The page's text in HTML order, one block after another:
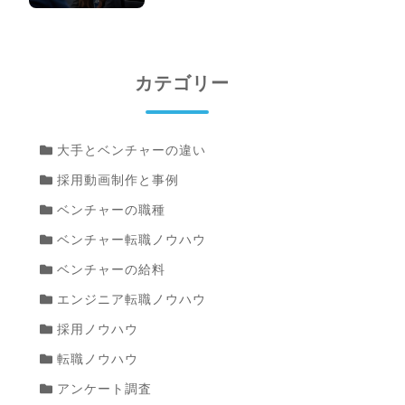
カテゴリー
大手とベンチャーの違い
採用動画制作と事例
ベンチャーの職種
ベンチャー転職ノウハウ
ベンチャーの給料
エンジニア転職ノウハウ
採用ノウハウ
転職ノウハウ
アンケート調査